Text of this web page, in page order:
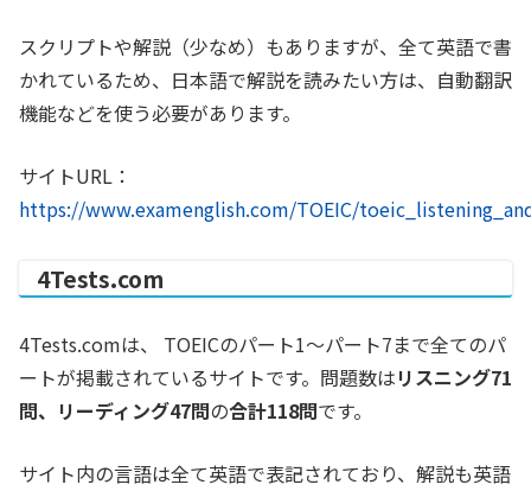
スクリプトや解説（少なめ）もありますが、全て英語で書
かれているため、日本語で解説を読みたい方は、自動翻訳
機能などを使う必要があります。
サイトURL：
https://www.examenglish.com/TOEIC/
4Tests.com
4Tests.comは、 TOEICのパート1〜パート7まで全てのパ
ートが掲載されているサイトです。問題数はリスニング71
問、リーディング47問の合計118問です。
サイト内の言語は全て英語で表記されており、解説も英語